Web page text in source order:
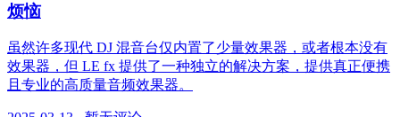
烦恼
虽然许多现代 DJ 混音台仅内置了少量效果器，或者根本没有
效果器，但 LE fx 提供了一种独立的解决方案，提供真正便携
且专业的高质量音频效果器。